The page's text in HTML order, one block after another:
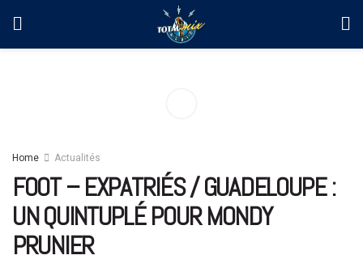
Home Actualités
FOOT – EXPATRIÉS / GUADELOUPE :
UN QUINTUPLÉ POUR MONDY
PRUNIER